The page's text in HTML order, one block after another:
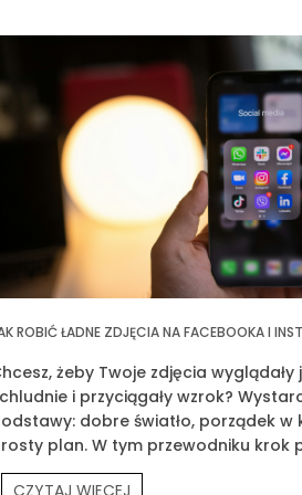
ROBIĆ ŁADNE ZDJĘCIA NA FACEBOOKA I
żeby Twoje zdjęcia wyglądały
i przyciągały wzrok?
dobre światło, porządek w
plan. W tym przewodniku krok
Ci, jak fotografować siebie,
CZYTAJ WIĘCEJ